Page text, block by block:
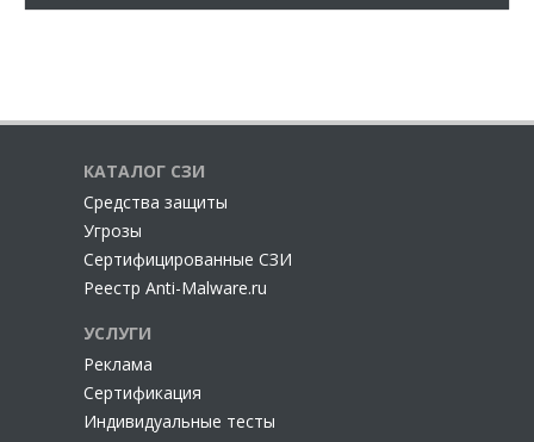
КАТАЛОГ СЗИ
Cредства защиты
Угрозы
Сертифицированные СЗИ
Реестр Anti-Malware.ru
УСЛУГИ
Реклама
Сертификация
Индивидуальные тесты